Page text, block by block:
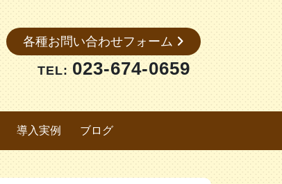
各種お問い合わせフォーム
TEL:023-674-0659
導入実例 ブログ